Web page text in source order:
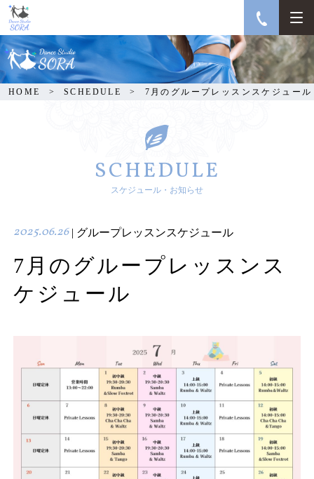
7月のグループレッスン
スケジュール
HOME SCHEDULE 7月のグループレッスンスケジュール
SCHEDULE
スケジュール・お知らせ
2025.06.26| グループレッスンスケジュール
7月のグループレッスンス
ケジュール